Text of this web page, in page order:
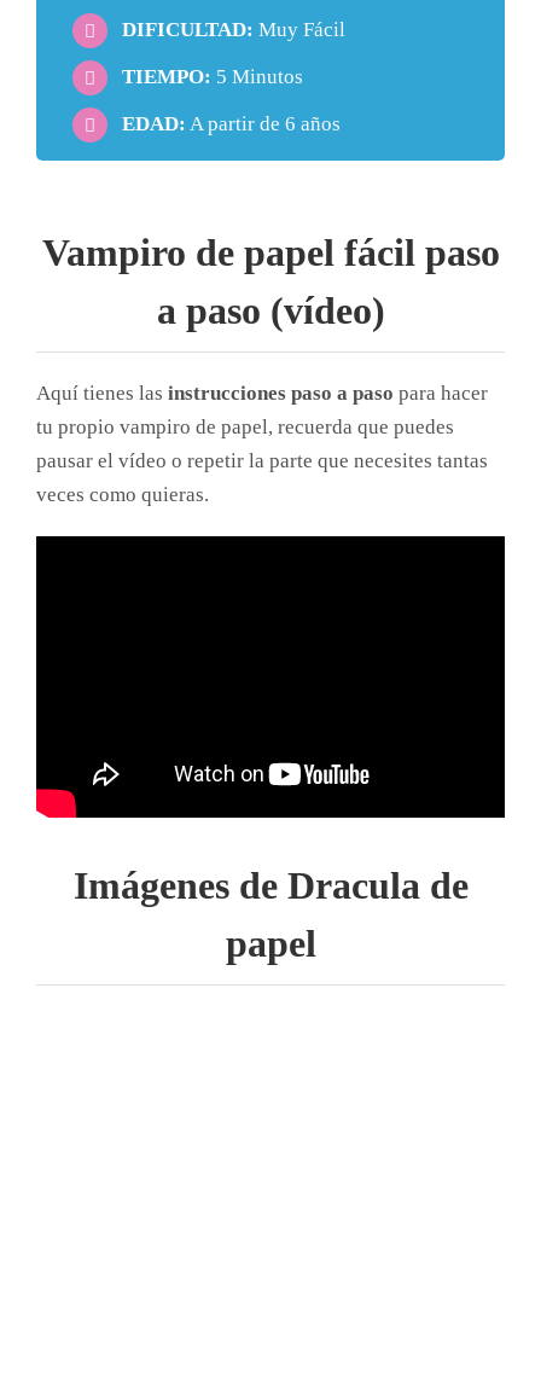
DIFICULTAD: Muy Fácil
TIEMPO: 5 Minutos
EDAD: A partir de 6 años
Vampiro de papel fácil paso
a paso (vídeo)
Aquí tienes las instrucciones paso a paso para hacer
tu propio vampiro de papel, recuerda que puedes
pausar el vídeo o repetir la parte que necesites tantas
veces como quieras.
Imágenes de Dracula de
papel